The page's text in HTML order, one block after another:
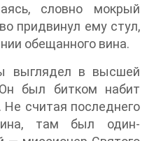
словно мокрый
придвинул ему стул,
обещанного вина.
выглядел в высшей
был битком набит
там был один-